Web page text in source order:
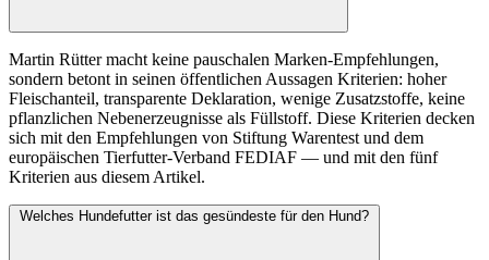
Martin Rütter macht keine pauschalen Marken-Empfehlungen,
sondern betont in seinen öffentlichen Aussagen Kriterien: hoher
Fleischanteil, transparente Deklaration, wenige Zusatzstoffe, keine
pflanzlichen Nebenerzeugnisse als Füllstoff. Diese Kriterien decken
sich mit den Empfehlungen von Stiftung Warentest und dem
europäischen Tierfutter-Verband FEDIAF — und mit den fünf
Kriterien aus diesem Artikel.
Welches Hundefutter ist das gesündeste für den Hund?